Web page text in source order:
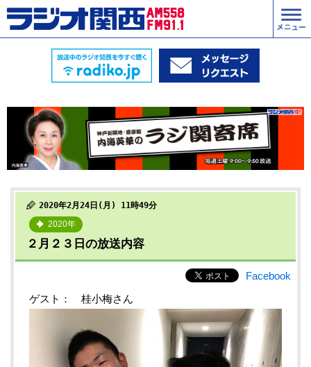
2020年2月24日(月) 11時49分
2020年
２月２３日の放送内容
Facebook
ゲスト： 桂小梅さん